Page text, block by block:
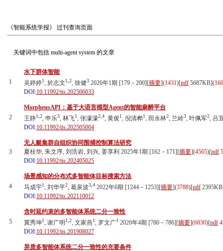
《智能系统学报》 过刊查询页面
关键词中包括 multi-agent system 的文章
1
水下群体智能
吴婷婷1, 於志文1,2, 徐健3 2026年1期 [179－200][摘要](1431)[pdf 5687KB](
DOI:10.11992/tis.202506033
2
MorpheusAPI：基于大语言模型Agent的智能麻醉平台
王静1,2, 申乐3, 林飞1, 张濛濛2,4, 黄俊1, 倪清桦1, 田永林2, 兰岭3, 叶佩军2, 吕
DOI:10.11992/tis.202505004
3
无人艇集群自组织协同围捕控制算法研究
夏桂华, 朱文序, 刘浩岩, 刘兴, 姜享利 2025年1期 [162－171][摘要](4565)[pdf
DOI:10.11992/tis.202405025
4
场景感知的分布式多智能体目标搜索方法
马成宇1, 刘华平2, 葛泉波3,4 2022年6期 [1244－1253][摘要](3788)[pdf
DOI:10.11992/tis.202110012
5
含时延约束的多智能体系统二分一致性
冀秀坤1, 谢广明 1,2, 文家燕1, 罗文广1 2020年4期 [780－786][摘要](6830)[pdf
DOI:10.11992/tis.201908027
异质多智能体系统二分一致性的充要条件